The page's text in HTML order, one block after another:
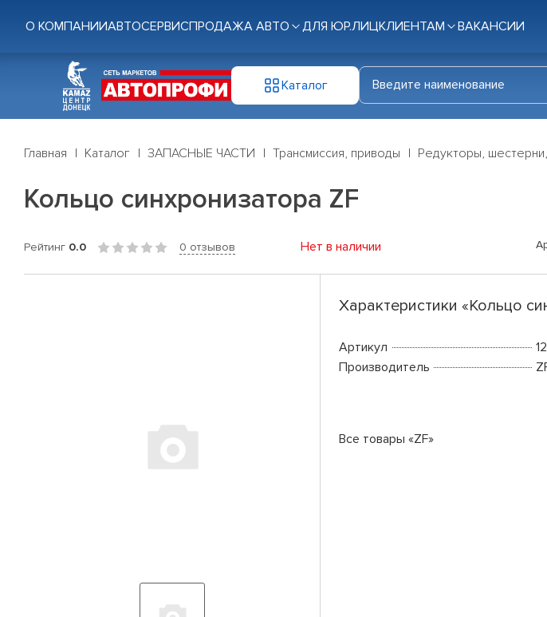
О КОМПАНИИАВТОСЕРВИСПРОДАЖА АВТО ДЛЯ ЮР.ЛИЦКЛИЕНТАМ ВАКАНСИИ
Каталог
Главная Каталог ЗАПАСНЫЕ ЧАСТИ Трансмиссия, приводы Редукторы,
Кольцо синхронизатора ZF
Рейтинг 0.0 0 отзывов Нет в наличии
Характеристики «Кольцо
Артикул
Производитель
Все товары «ZF»